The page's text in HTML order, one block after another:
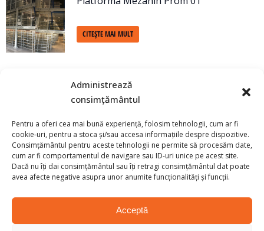
Administrează
consimțământul
Pentru a oferi cea mai bună experiență, folosim tehnologii, cum ar fi
cookie-uri, pentru a stoca și/sau accesa informațiile despre dispozitive.
Consimțământul pentru aceste tehnologii ne permite să procesăm date,
cum ar fi comportamentul de navigare sau ID-uri unice pe acest site.
Dacă nu îți dai consimțământul sau îți retragi consimțământul dat poate
avea afecte negative asupra unor anumite funcționalități și funcții.
Acceptă
CITEȘTE MAI MULT
Accesoriu - Protecție coloană tip "U"
Accesorii rafturi paleti - Bariera pentru
colturi
Raft pentru paleti SL 3366/1100/1000